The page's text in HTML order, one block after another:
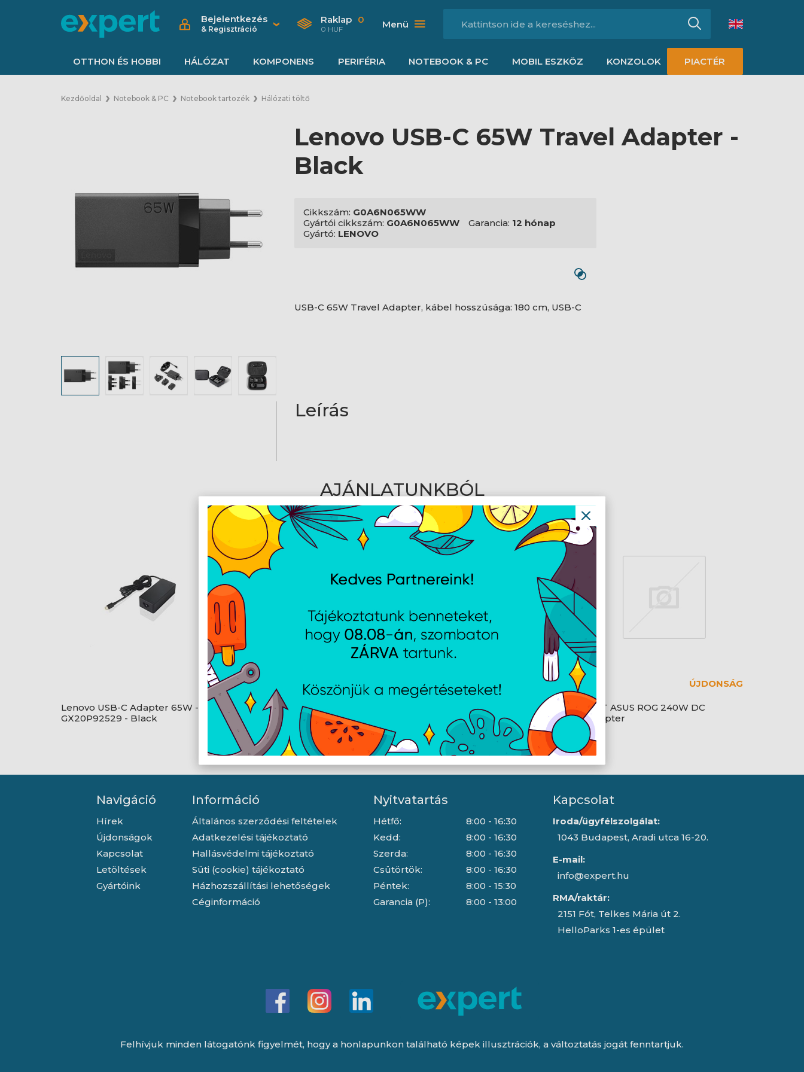
Bejelentkezés
& Regisztráció
Raklap 0
0 HUF Menü
OTTHON ÉS HOBBI HÁLÓZAT KOMPONENS PERIFÉRIA NOTEBOOK & PC MOBIL ESZKÖZ KONZOLOK PIACTÉR
Kezdőoldal Notebook & PC Notebook tartozék Hálózati töltő
Lenovo USB-C 65W Travel Adapter -
Black
Cikkszám: G0A6N065WW
Gyártói cikkszám: G0A6N065WW Garancia: 12 hónap
Gyártó: LENOVO
USB-C 65W Travel Adapter, kábel hosszúsága: 180 cm, USB-C
Leírás
AJÁNLATUNKBÓL
Lenovo USB-C Adapter 65W -
GX20P92529 - Black
ÚJDONSÁG
ASUS 68W Adapter - Fekete
Lenovo Slim USB-C 65W AC
ÚJDONSÁG
NBT ASUS ROG 240W DC
Adapter
Navigáció
Hírek
Újdonságok
Kapcsolat
Letöltések
Gyártóink
Információ
Általános szerződési feltételek
Adatkezelési tájékoztató
Hallásvédelmi tájékoztató
Süti (cookie) tájékoztató
Házhozszállítási lehetőségek
Céginformáció
Nyitvatartás
Hétfő:
Kedd:
Szerda:
Csütörtök:
Péntek:
Garancia (P):
8:00 - 16:30
8:00 - 16:30
8:00 - 16:30
8:00 - 16:30
8:00 - 15:30
8:00 - 13:00
Kapcsolat
Iroda/ügyfélszolgálat:
1043 Budapest, Aradi utca 16-20.
E-mail:
info@expert.hu
RMA/raktár:
2151 Fót, Telkes Mária út 2.
HelloParks 1-es épület
Felhívjuk minden látogatónk figyelmét, hogy a honlapunkon található képek illusztrációk, a változtatás jogát fenntartjuk.